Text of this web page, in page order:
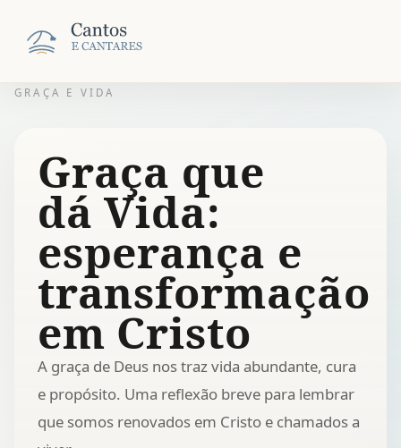
GRAÇA E VIDA
Graça que
dá Vida:
esperança e
transformação
em Cristo
A graça de Deus nos traz vida abundante, cura
e propósito. Uma reflexão breve para lembrar
que somos renovados em Cristo e chamados a